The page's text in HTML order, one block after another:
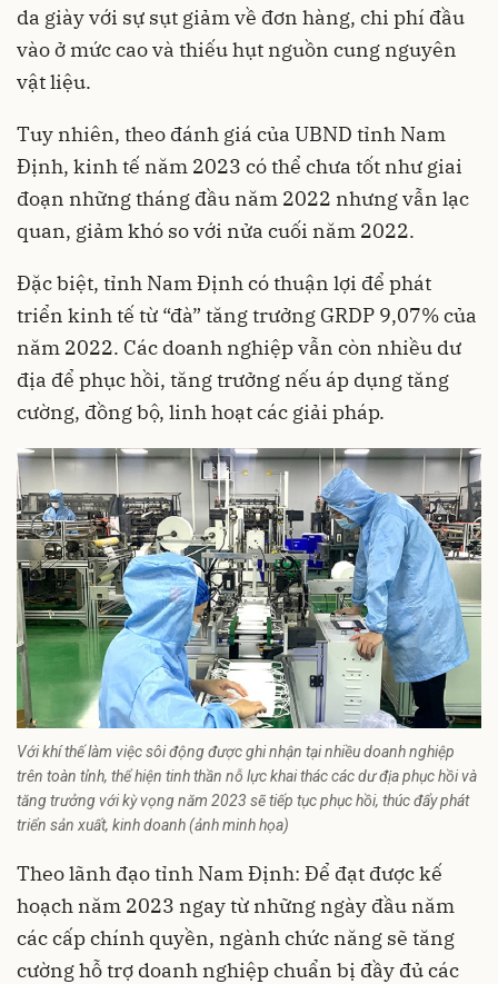
da giày với sự sụt giảm về đơn hàng, chi phí đầu
vào ở mức cao và thiếu hụt nguồn cung nguyên
vật liệu.
Tuy nhiên, theo đánh giá của UBND tỉnh Nam
Định, kinh tế năm 2023 có thể chưa tốt như giai
đoạn những tháng đầu năm 2022 nhưng vẫn lạc
quan, giảm khó so với nửa cuối năm 2022.
Đặc biệt, tỉnh Nam Định có thuận lợi để phát
triển kinh tế từ “đà” tăng trưởng GRDP 9,07% của
năm 2022. Các doanh nghiệp vẫn còn nhiều dư
địa để phục hồi, tăng trưởng nếu áp dụng tăng
cường, đồng bộ, linh hoạt các giải pháp.
Với khí thế làm việc sôi động được ghi nhận tại nhiều doanh nghiệp
trên toàn tỉnh, thể hiện tinh thần nỗ lực khai thác các dư địa phục hồi và
tăng trưởng với kỳ vọng năm 2023 sẽ tiếp tục phục hồi, thúc đẩy phát
triển sản xuất, kinh doanh (ảnh minh họa)
Theo lãnh đạo tỉnh Nam Định: Để đạt được kế
hoạch năm 2023 ngay từ những ngày đầu năm
các cấp chính quyền, ngành chức năng sẽ tăng
cường hỗ trợ doanh nghiệp chuẩn bị đầy đủ các